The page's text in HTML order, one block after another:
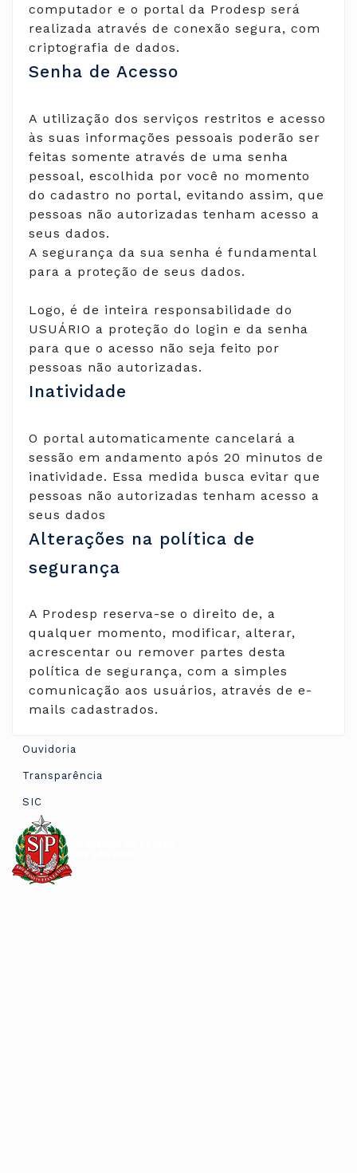
computador e o portal da Prodesp será
realizada através de conexão segura, com
criptografia de dados.
Senha de Acesso
A utilização dos serviços restritos e acesso
às suas informações pessoais poderão ser
feitas somente através de uma senha
pessoal, escolhida por você no momento
do cadastro no portal, evitando assim, que
pessoas não autorizadas tenham acesso a
seus dados.
A segurança da sua senha é fundamental
para a proteção de seus dados.
Logo, é de inteira responsabilidade do
USUÁRIO a proteção do login e da senha
para que o acesso não seja feito por
pessoas não autorizadas.
Inatividade
O portal automaticamente cancelará a
sessão em andamento após 20 minutos de
inatividade. Essa medida busca evitar que
pessoas não autorizadas tenham acesso a
seus dados
Alterações na política de
segurança
A Prodesp reserva-se o direito de, a
qualquer momento, modificar, alterar,
acrescentar ou remover partes desta
política de segurança, com a simples
comunicação aos usuários, através de e-
mails cadastrados.
Ouvidoria
Transparência
SIC